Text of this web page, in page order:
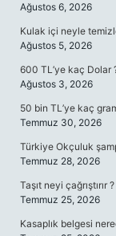
Ağustos 6, 2026
Kulak içi neyle
Ağustos 5, 2026
600 TL’ye kaç Dolar
Ağustos 3, 2026
50 bin TL’ye kaç
Temmuz 30, 2026
Türkiye Okçuluk
Temmuz 28, 2026
Taşıt neyi çağrıştırır ?
Temmuz 25, 2026
Kasaplık belgesi